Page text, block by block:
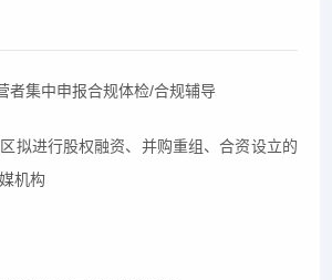
者集中申报合规体检/合规辅导
拟进行股权融资、并购重组、合资设立的
机构